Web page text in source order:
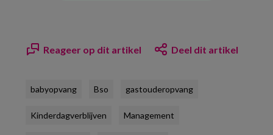
Reageer op dit artikel Deel dit artikel
babyopvang Bso gastouderopvang
Kinderdagverblijven Management